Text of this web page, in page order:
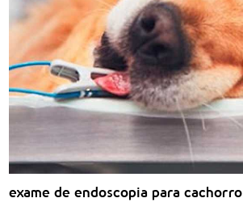
exame de endoscopia para cachorro